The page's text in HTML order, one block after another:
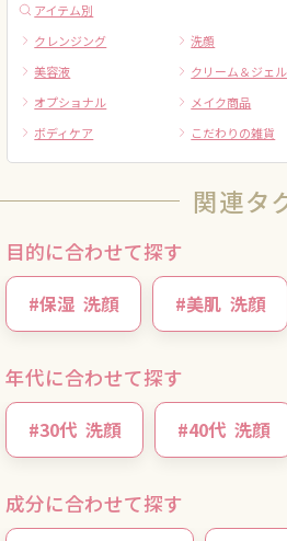
アイテム別
クレンジング
洗顔
美容液
クリーム＆ジェル
オプショナル
メイク商品
ボディケア
こだわりの雑貨
関連タ
目的に合わせて探す
#保湿 洗顔 #美肌 洗顔
年代に合わせて探す
#30代 洗顔 #40代 洗顔
成分に合わせて探す